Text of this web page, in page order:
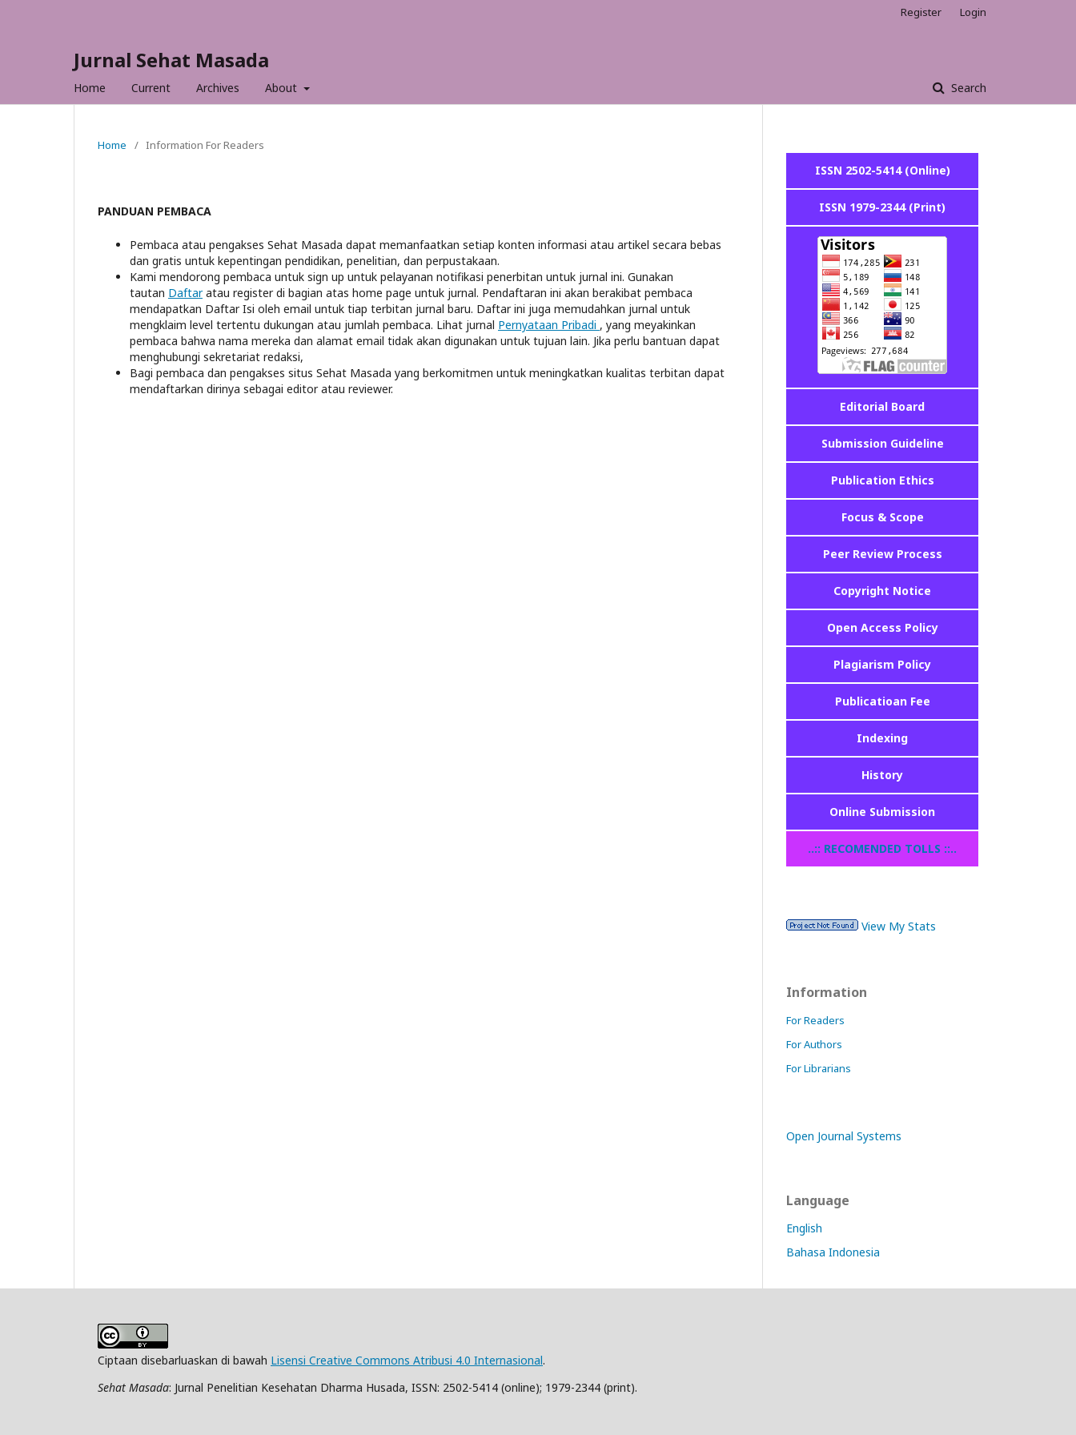
Jurnal Sehat Masada
Home Current Archives About Search
Register Login
Home / Information For Readers
PANDUAN PEMBACA
Pembaca atau pengakses Sehat Masada dapat memanfaatkan setiap konten informasi atau artikel secara bebas
dan gratis untuk kepentingan pendidikan, penelitian, dan perpustakaan.
Kami mendorong pembaca untuk sign up untuk pelayanan notifikasi penerbitan untuk jurnal ini. Gunakan
tautan Daftaratau register di bagian atas home page untuk jurnal. Pendaftaran ini akan berakibat pembaca
mendapatkan Daftar Isi oleh email untuk tiap terbitan jurnal baru. Daftar ini juga memudahkan jurnal untuk
mengklaim level tertentu dukungan atau jumlah pembaca. Lihat jurnal Pernyataan Pribadi , yang meyakinkan
pembaca bahwa nama mereka dan alamat email tidak akan digunakan untuk tujuan lain. Jika perlu bantuan dapat
menghubungi sekretariat redaksi,
Bagi pembaca dan pengakses situs Sehat Masada yang berkomitmen untuk meningkatkan kualitas terbitan dapat
mendaftarkan dirinya sebagai editor atau reviewer.
ISSN 2502-5414 (Online)
ISSN 1979-2344 (Print)
Editorial Board
Submission Guideline
Publication Ethics
Focus & Scope
Peer Review Process
Copyright Notice
Open Access Policy
Plagiarism Policy
Publicatioan Fee
Indexing
History
Online Submission
..:: RECOMENDED TOLLS ::..
View My Stats
Information
For Readers
For Authors
For Librarians
Open Journal Systems
Language
English
Bahasa Indonesia
Ciptaan disebarluaskan di bawah Lisensi Creative Commons Atribusi 4.0 Internasional.
Sehat Masada: Jurnal Penelitian Kesehatan Dharma Husada, ISSN: 2502-5414 (online); 1979-2344 (print).